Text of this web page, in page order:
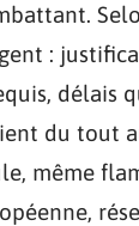
:
délais
du tout
même